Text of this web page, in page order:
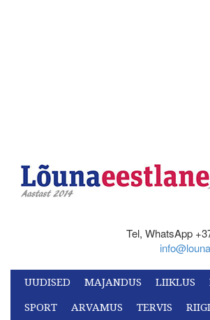
Tel, WhatsApp
UUDISED MAJANDUS LIIKLUS
SPORT
ARVAMUS TERVIS